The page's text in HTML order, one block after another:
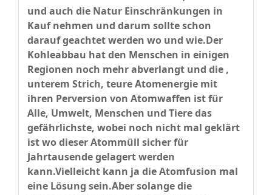
und auch die Natur Einschränkungen in
Kauf nehmen und darum sollte schon
darauf geachtet werden wo und wie.Der
Kohleabbau hat den Menschen in einigen
Regionen noch mehr abverlangt und die ,
unterem Strich, teure Atomenergie mit
ihren Perversion von Atomwaffen ist für
Alle, Umwelt, Menschen und Tiere das
gefährlichste, wobei noch nicht mal geklärt
ist wo dieser Atommüll sicher für
Jahrtausende gelagert werden
kann.Vielleicht kann ja die Atomfusion mal
eine Lösung sein.Aber solange die